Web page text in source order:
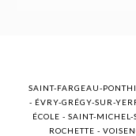
SAINT-FARGEAU-
- ÉVRY-GRÉGY-SUR-
ÉCOLE - SAINT-
ROCHETTE -